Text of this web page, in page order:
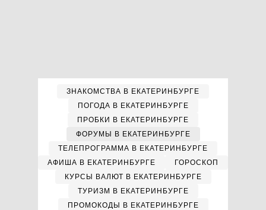
ЗНАКОМСТВА В ЕКАТЕРИНБУРГЕ
ПОГОДА В ЕКАТЕРИНБУРГЕ
ПРОБКИ В ЕКАТЕРИНБУРГЕ
ФОРУМЫ В ЕКАТЕРИНБУРГЕ
ТЕЛЕПРОГРАММА В ЕКАТЕРИНБУРГЕ
АФИША В ЕКАТЕРИНБУРГЕ
ГОРОСКОП
КУРСЫ ВАЛЮТ В ЕКАТЕРИНБУРГЕ
ТУРИЗМ В ЕКАТЕРИНБУРГЕ
ПРОМОКОДЫ В ЕКАТЕРИНБУРГЕ